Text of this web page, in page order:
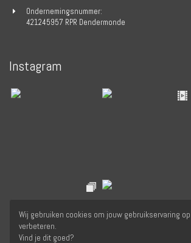
Ondernemingsnummer:
421245957 RPR Dendermonde
Instagram
Wij gebruiken cookies om jouw gebruikservaring
verbeteren.
Vind je dit goed?